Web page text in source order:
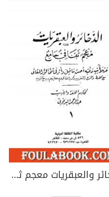
الذخائر والعبقريات معجم ثقافي جامع - الجزء الأول